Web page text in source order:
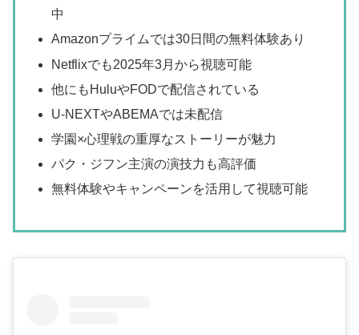
中
Amazonプライムでは30日間の無料体験あり
Netflixでも2025年3月から視聴可能
他にもHuluやFODで配信されている
U-NEXTやABEMAでは未配信
学園×心理戦の重厚なストーリーが魅力
パク・ジフン主演の演技力も高評価
無料体験やキャンペーンを活用して視聴可能